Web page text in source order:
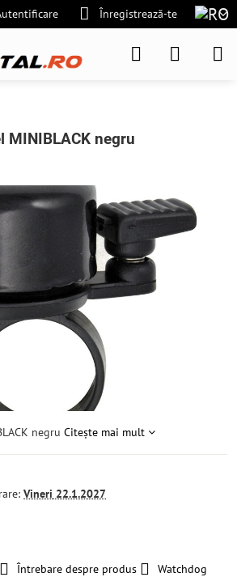
Înregistrează-te
MINIBLACK negru
negru Citește mai mult
Vineri 22.1.2027
Întrebare despre produs
Watchdog